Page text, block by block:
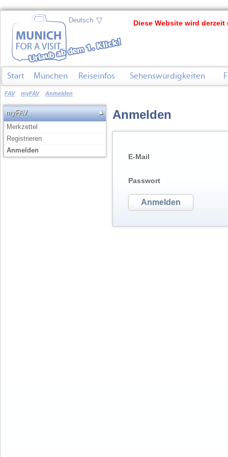
Anmelden
E-Mail
Passwort
myFAV
▲
Merkzettel
Registrieren
Anmelden
Diese Website wird
▽
FAV myFAV Anmelden
Start München Reiseinfos Sehenswürdigkeiten